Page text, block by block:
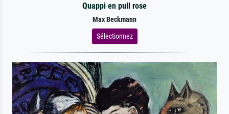
Quappi en pull rose
Max Beckmann
Sélectionnez